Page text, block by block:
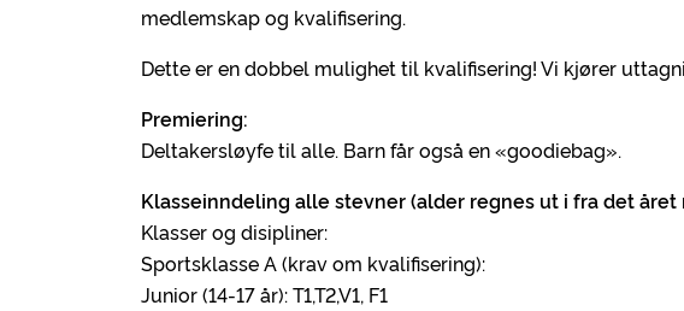
medlemskap og kvalifisering.
Dette er en dobbel mulighet til kvalifisering! Vi kjører
Premiering:
Deltakersløyfe til alle. Barn får også en «goodiebag».
Klasseinndeling alle stevner (alder regnes ut i fra det
Klasser og disipliner:
Sportsklasse A (krav om kvalifisering):
Junior (14-17 år): T1,T2,V1, F1